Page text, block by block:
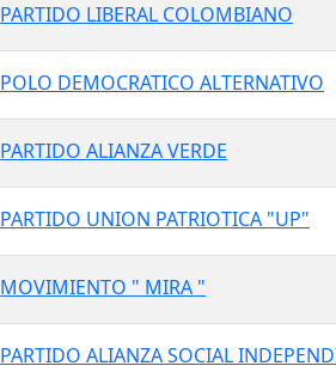
PARTIDO LIBERAL COLOMBIANO
POLO DEMOCRATICO ALTERNATIVO
PARTIDO ALIANZA VERDE
PARTIDO UNION PATRIOTICA "UP"
MOVIMIENTO " MIRA "
PARTIDO ALIANZA SOCIAL